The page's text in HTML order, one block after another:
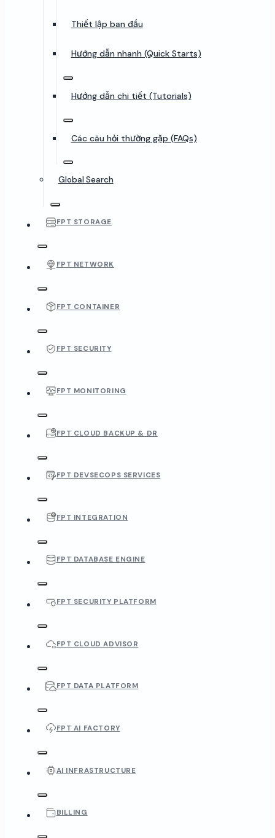
Thiết lập ban đầu
Hướng dẫn nhanh (Quick Starts)
Hướng dẫn chi tiết (Tutorials)
Các câu hỏi thường gặp (FAQs)
Global Search
FPT STORAGE
FPT NETWORK
FPT CONTAINER
FPT SECURITY
FPT MONITORING
FPT CLOUD BACKUP & DR
FPT DEVSECOPS SERVICES
FPT INTEGRATION
FPT DATABASE ENGINE
FPT SECURITY PLATFORM
FPT CLOUD ADVISOR
FPT DATA PLATFORM
FPT AI FACTORY
AI INFRASTRUCTURE
BILLING